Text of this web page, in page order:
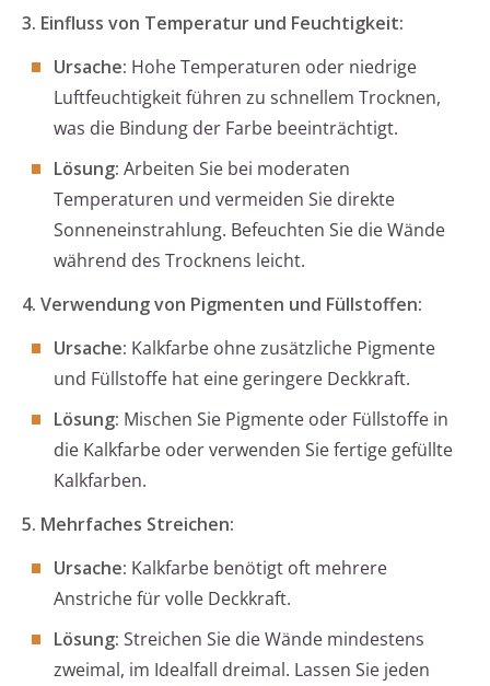
3. Einfluss von Temperatur und Feuchtigkeit:
Ursache: Hohe Temperaturen oder niedrige
Luftfeuchtigkeit führen zu schnellem Trocknen,
was die Bindung der Farbe beeinträchtigt.
Lösung: Arbeiten Sie bei moderaten
Temperaturen und vermeiden Sie direkte
Sonneneinstrahlung. Befeuchten Sie die Wände
während des Trocknens leicht.
4. Verwendung von Pigmenten und Füllstoffen:
Ursache: Kalkfarbe ohne zusätzliche Pigmente
und Füllstoffe hat eine geringere Deckkraft.
Lösung: Mischen Sie Pigmente oder Füllstoffe in
die Kalkfarbe oder verwenden Sie fertige gefüllte
Kalkfarben.
5. Mehrfaches Streichen:
Ursache: Kalkfarbe benötigt oft mehrere
Anstriche für volle Deckkraft.
Lösung: Streichen Sie die Wände mindestens
zweimal, im Idealfall dreimal. Lassen Sie jeden